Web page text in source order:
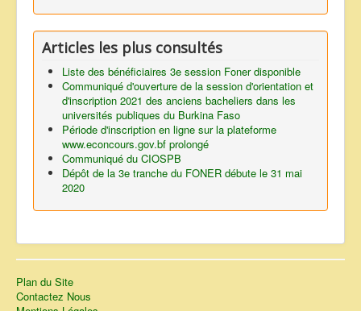
Articles les plus consultés
Liste des bénéficiaires 3e session Foner disponible
Communiqué d'ouverture de la session d'orientation et
d'inscription 2021 des anciens bacheliers dans les
universités publiques du Burkina Faso
Période d'inscription en ligne sur la plateforme
www.econcours.gov.bf prolongé
Communiqué du CIOSPB
Dépôt de la 3e tranche du FONER débute le 31 mai
2020
Plan du Site
Contactez Nous